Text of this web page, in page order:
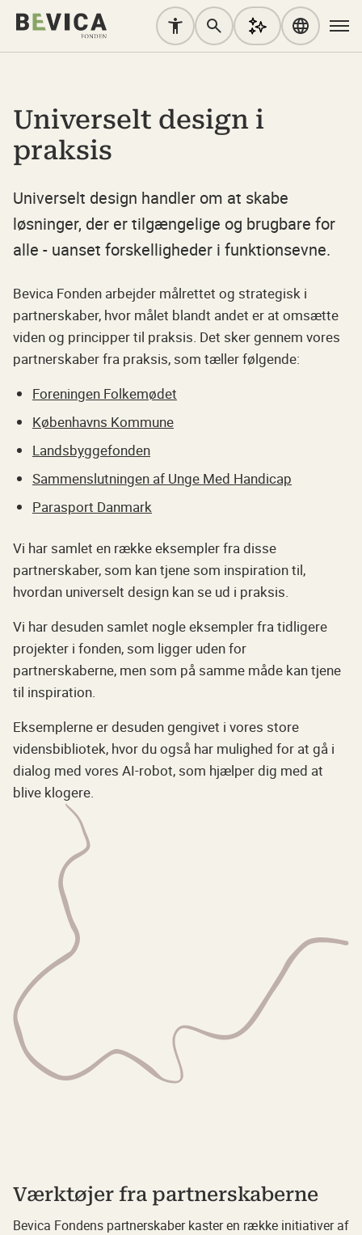
Universelt design i
praksis
Universelt design handler om at skabe
løsninger, der er tilgængelige og brugbare for
alle - uanset forskelligheder i funktionsevne.
Bevica Fonden arbejder målrettet og strategisk i
partnerskaber, hvor målet blandt andet er at omsætte
viden og principper til praksis. Det sker gennem vores
partnerskaber fra praksis, som tæller følgende:
Foreningen Folkemødet
Københavns Kommune
Landsbyggefonden
Sammenslutningen af Unge Med Handicap
Parasport Danmark
Vi har samlet en række eksempler fra disse
partnerskaber, som kan tjene som inspiration til,
hvordan universelt design kan se ud i praksis.
Vi har desuden samlet nogle eksempler fra tidligere
projekter i fonden, som ligger uden for
partnerskaberne, men som på samme måde kan tjene
til inspiration.
Eksemplerne er desuden gengivet i vores store
vidensbibliotek, hvor du også har mulighed for at gå i
dialog med vores AI-robot, som hjælper dig med at
blive klogere.
Værktøjer fra partnerskaberne
Bevica Fondens partnerskaber kaster en række initiativer af